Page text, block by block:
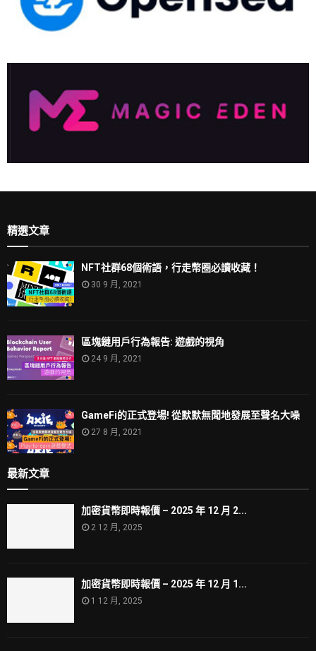
精選文章
NFT社群68個術語，行走幣圈必讀收藏！
30 9 月, 2021
區塊鏈用戶行為報告: 遊戲的視角
24 9 月, 2021
GameFi的正式登場! 從默默無聞地發展至聲名大噪
27 8 月, 2021
最新文章
加密貨幣即時報價 – 2025 年 12 月 2...
2 12 月, 2025
加密貨幣即時報價 – 2025 年 12 月 1...
1 12 月, 2025